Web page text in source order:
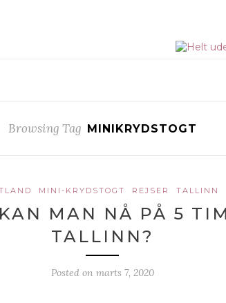
Browsing Tag MINIKRYDSTOGT
MINI-KRYDSTOGT REJSER TALLINN
MAN NÅ PÅ 5
TALLINN?
Posted on marts 7, 2020